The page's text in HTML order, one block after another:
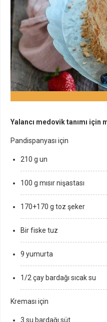
Yalancı medovik tanımı için
Pandispanyası için
210 g un
100 g mısır nişastası
170+170 g toz şeker
Bir fiske tuz
9 yumurta
1/2 çay bardağı sıcak su
Kreması için
3 su bardağı süt